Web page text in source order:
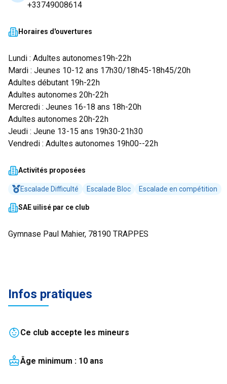
+33749008614
Horaires d'ouvertures
Lundi : Adultes autonomes19h-22h
Mardi : Jeunes 10-12 ans 17h30/18h45-18h45/20h
Adultes débutant 19h-22h
Adultes autonomes 20h-22h
Mercredi : Jeunes 16-18 ans 18h-20h
Adultes autonomes 20h-22h
Jeudi : Jeune 13-15 ans 19h30-21h30
Vendredi : Adultes autonomes 19h00--22h
Activités proposées
Escalade Difficulté Escalade Bloc Escalade en compétition
SAE uilisé par ce club
Gymnase Paul Mahier, 78190 TRAPPES
Infos pratiques
Ce club accepte les mineurs
Âge minimum : 10 ans